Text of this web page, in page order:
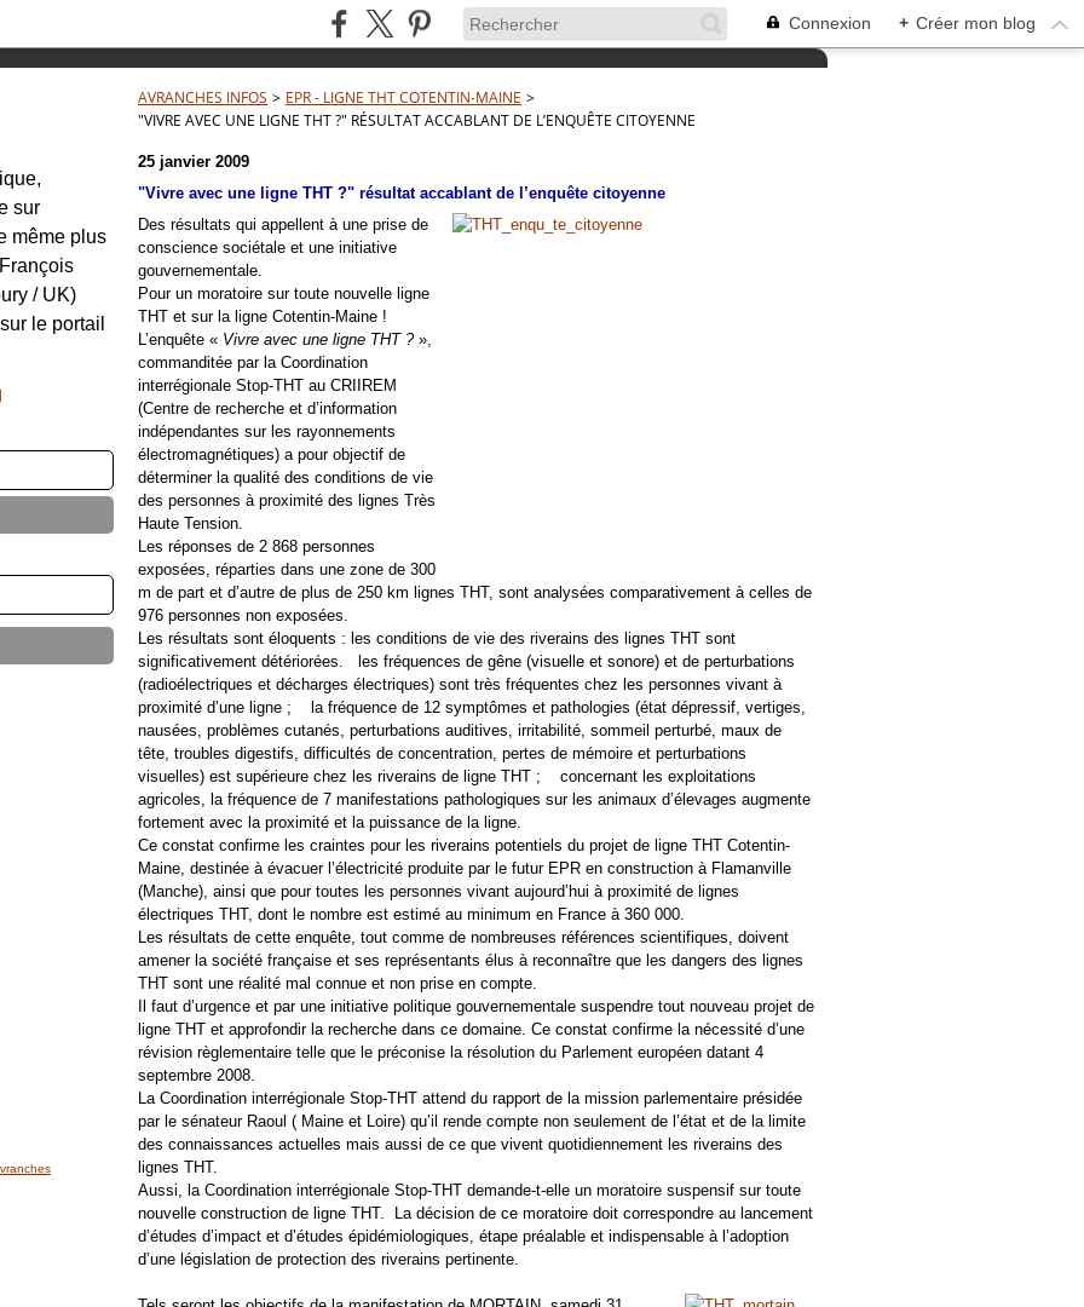
Connexion + Créer mon blog
sur
même plus
/ UK)
sur le portail
AVRANCHES INFOS > EPR - LIGNE THT COTENTIN-MAINE >
"VIVRE AVEC UNE LIGNE THT ?" RÉSULTAT ACCABLANT DE L’ENQUÊTE CITOYENNE
25 janvier 2009
"Vivre avec une ligne THT ?" résultat accablant de l’enquête citoyenne
Des résultats qui appellent à une prise de
conscience sociétale et une initiative
gouvernementale.
Pour un moratoire sur toute nouvelle ligne
THT et sur la ligne Cotentin-Maine !
L’enquête « Vivre avec une ligne THT ?»,
commanditée par la Coordination
interrégionale Stop-THT au CRIIREM
(Centre de recherche et d’information
indépendantes sur les rayonnements
électromagnétiques) a pour objectif de
déterminer la qualité des conditions de vie
des personnes à proximité des lignes Très
Haute Tension.
Les réponses de 2 868 personnes
exposées, réparties dans une zone de 300
m de part et d’autre de plus de 250 km lignes THT, sont analysées comparativement à celles de
976 personnes non exposées.
Les résultats sont éloquents : les conditions de vie des riverains des lignes THT sont
significativement détériorées. les fréquences de gêne (visuelle et sonore) et de perturbations
(radioélectriques et décharges électriques) sont très fréquentes chez les personnes vivant à
proximité d’une ligne ; la fréquence de 12 symptômes et pathologies (état dépressif, vertiges,
nausées, problèmes cutanés, perturbations auditives, irritabilité, sommeil perturbé, maux de
tête, troubles digestifs, difficultés de concentration, pertes de mémoire et perturbations
visuelles) est supérieure chez les riverains de ligne THT ; concernant les exploitations
agricoles, la fréquence de 7 manifestations pathologiques sur les animaux d’élevages augmente
fortement avec la proximité et la puissance de la ligne.
Ce constat confirme les craintes pour les riverains potentiels du projet de ligne THT Cotentin-
Maine, destinée à évacuer l’électricité produite par le futur EPR en construction à Flamanville
(Manche), ainsi que pour toutes les personnes vivant aujourd’hui à proximité de lignes
électriques THT, dont le nombre est estimé au minimum en France à 360 000.
Les résultats de cette enquête, tout comme de nombreuses références scientifiques, doivent
amener la société française et ses représentants élus à reconnaître que les dangers des lignes
THT sont une réalité mal connue et non prise en compte.
Il faut d’urgence et par une initiative politique gouvernementale suspendre tout nouveau projet de
ligne THT et approfondir la recherche dans ce domaine. Ce constat confirme la nécessité d’une
révision règlementaire telle que le préconise la résolution du Parlement européen datant 4
septembre 2008.
La Coordination interrégionale Stop-THT attend du rapport de la mission parlementaire présidée
par le sénateur Raoul ( Maine et Loire) qu’il rende compte non seulement de l’état et de la limite
des connaissances actuelles mais aussi de ce que vivent quotidiennement les riverains des
lignes THT.
Aussi, la Coordination interrégionale Stop-THT demande-t-elle un moratoire suspensif sur toute
nouvelle construction de ligne THT. La décision de ce moratoire doit correspondre au lancement
d’études d’impact et d’études épidémiologiques, étape préalable et indispensable à l’adoption
d’une législation de protection des riverains pertinente.